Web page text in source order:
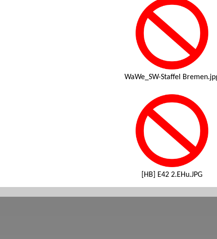
WaWe_SW-Staffel
[HB] E42 2.EHu.JPG